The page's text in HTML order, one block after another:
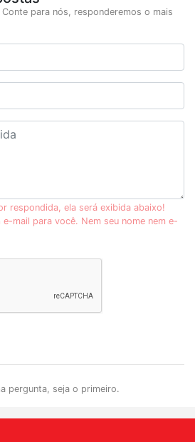
para nós, responderemos o mais
respondida, ela será exibida abaixo!
mail para você. Nem seu nome nem e-
pergunta, seja o primeiro.